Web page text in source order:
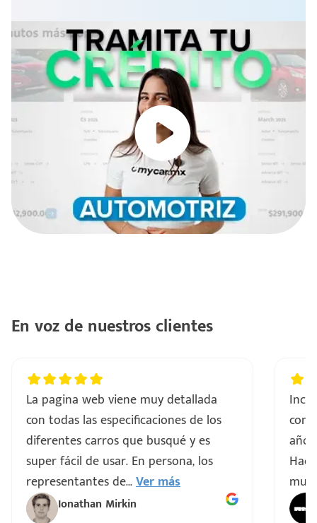
En voz de nuestros clientes
La pagina web viene muy detallada
con todas las especificaciones de los
diferentes carros que busqué y es
super fácil de usar. En persona, los
representantes de...Ver más
Ionathan Mirkin
muy